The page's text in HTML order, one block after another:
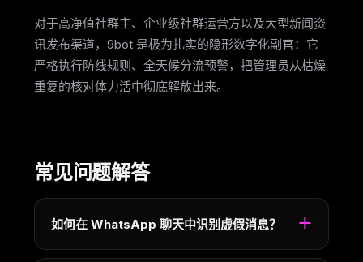
对于高净值社群主、企业级社群运营方以及大型新闻资
讯发布渠道，9bot 是极为扎实的隐形数字化副官：它
严格执行防线规则、全天候分流预警，把管理员从枯燥
重复的核对体力活中彻底解放出来。
常见问题解答
如何在 WhatsApp 聊天中识别虚假消息？